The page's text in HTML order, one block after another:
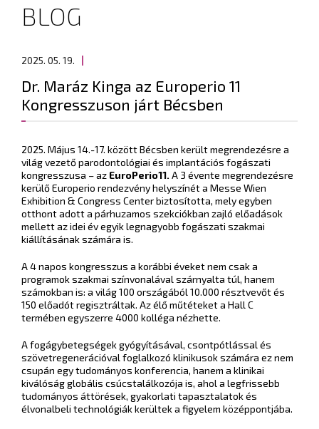
BLOG
2025. 05. 19.
Dr. Maráz Kinga az Europerio 11
Kongresszuson járt Bécsben
2025. Május 14.-17. között Bécsben került megrendezésre a
világ vezető parodontológiai és implantációs fogászati
kongresszusa – az EuroPerio11. A 3 évente megrendezésre
kerülő Europerio rendezvény helyszínét a Messe Wien
Exhibition & Congress Center biztosította, mely egyben
otthont adott a párhuzamos szekciókban zajló előadások
mellett az idei év egyik legnagyobb fogászati szakmai
kiállításának számára is.
A 4 napos kongresszus a korábbi éveket nem csak a
programok szakmai színvonalával szárnyalta túl, hanem
számokban is: a világ 100 országából 10.000 résztvevőt és
150 előadót regisztráltak. Az élő műtéteket a Hall C
termében egyszerre 4000 kolléga nézhette.
A fogágybetegségek gyógyításával, csontpótlással és
szövetregenerációval foglalkozó klinikusok számára ez nem
csupán egy tudományos konferencia, hanem a klinikai
kiválóság globális csúcstalálkozója is, ahol a legfrissebb
tudományos áttörések, gyakorlati tapasztalatok és
élvonalbeli technológiák kerültek a figyelem középpontjába.